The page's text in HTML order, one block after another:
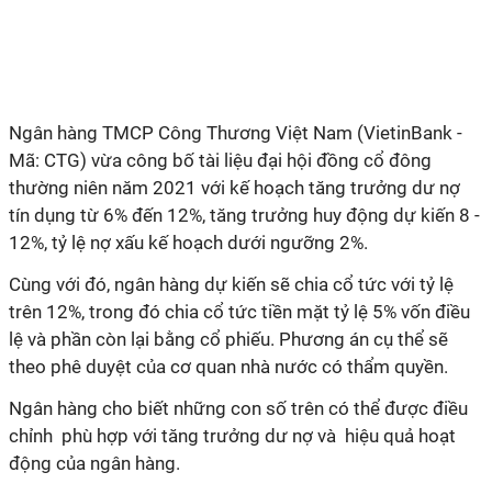
Ngân hàng TMCP Công Thương Việt Nam (VietinBank -
Mã: CTG) vừa công bố tài liệu đại hội đồng cổ đông
thường niên năm 2021 với kế hoạch tăng trưởng dư nợ
tín dụng từ 6% đến 12%, tăng trưởng huy động dự kiến 8 -
12%, tỷ lệ nợ xấu kế hoạch dưới ngưỡng 2%.
Cùng với đó, ngân hàng dự kiến sẽ chia cổ tức với tỷ lệ
trên 12%, trong đó chia cổ tức tiền mặt tỷ lệ 5% vốn điều
lệ và phần còn lại bằng cổ phiếu. Phương án cụ thể sẽ
theo phê duyệt của cơ quan nhà nước có thẩm quyền.
Ngân hàng cho biết những con số trên có thể được điều
chỉnh phù hợp với tăng trưởng dư nợ và hiệu quả hoạt
động của ngân hàng.